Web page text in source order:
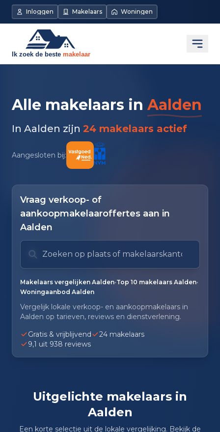
Inloggen Makelaars Woningen
Alle makelaars in Aalden
In Aalden zijn 24 makelaars actief
Aangesloten bij:
Vraag verkoop- of
aankoopmakelaaroffertes aan in
Aalden
Zoek op plaats of makelaarskantoor
Typ om te zoeken. Gebruik pijl omlaag en pijl
Makelaars vergelijken Aalden•Top 10 makelaars Aalden•
Woningaanbod Aalden
Vergelijk lokale verkoop- en aankoopmakelaars in
Aalden op tarieven, reviews en dienstverlening.
Gratis & vrijblijvend
24 makelaars
9,1 uit 938 reviews
Uitgelichte makelaars in
Aalden
Een korte selectie uit de lokale vergelijking. Bekijk de